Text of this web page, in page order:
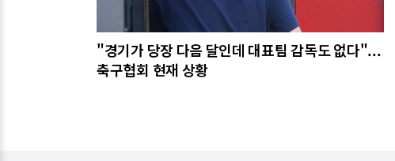
"경기가 당장 다음 달인데 대표팀 감독도 없다"...
축구협회 현재 상황